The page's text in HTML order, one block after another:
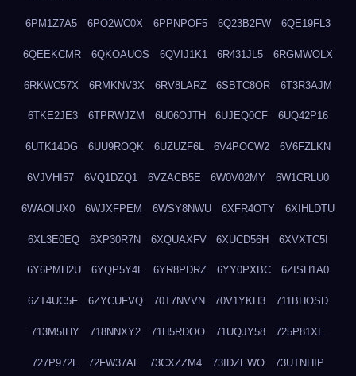
6PM1Z7A5 6PO2WC0X 6PPNPOF5 6Q23B2FW 6QE19FL3
6QEEKCMR 6QKOAUOS 6QVIJ1K1 6R431JL5 6RGMWOLX
6RKWC57X 6RMKNV3X 6RV8LARZ 6SBTC8OR 6T3R3AJM
6TKE2JE3 6TPRWJZM 6U06OJTH 6UJEQ0CF 6UQ42P16
6UTK14DG 6UU9ROQK 6UZUZF6L 6V4POCW2 6V6FZLKN
6VJVHI57 6VQ1DZQ1 6VZACB5E 6W0V02MY 6W1CRLU0
6WAOIUX0 6WJXFPEM 6WSY8NWU 6XFR4OTY 6XIHLDTU
6XL3E0EQ 6XP30R7N 6XQUAXFV 6XUCD56H 6XVXTC5I
6Y6PMH2U 6YQP5Y4L 6YR8PDRZ 6YY0PXBC 6ZISH1A0
6ZT4UC5F 6ZYCUFVQ 70T7NVVN 70V1YKH3 711BHOSD
713M5IHY 718NNXY2 71H5RDOO 71UQJY58 725P81XE
727P972L 72FW37AL 73CXZZM4 73IDZEWO 73UTNHIP